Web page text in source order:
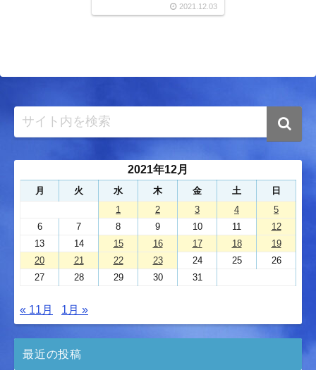
2021.12.03
2021年12月
月 火 水 木 金 土
日
1
2 3 4
5
6
7 8 9 10 11
12
13
14 15 16 17 18
19
20
21 22 23 24 25
26
27
28 29 30 31
« 11月 1月 »
最近の投稿